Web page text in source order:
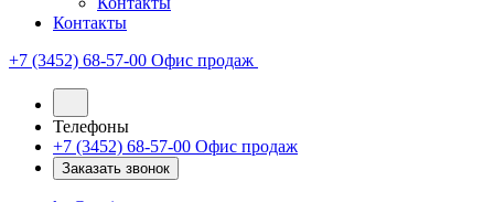
Контакты
+7 (3452) 68-57-00 Офис продаж
Телефоны
+7 (3452) 68-57-00 Офис продаж
Заказать звонок